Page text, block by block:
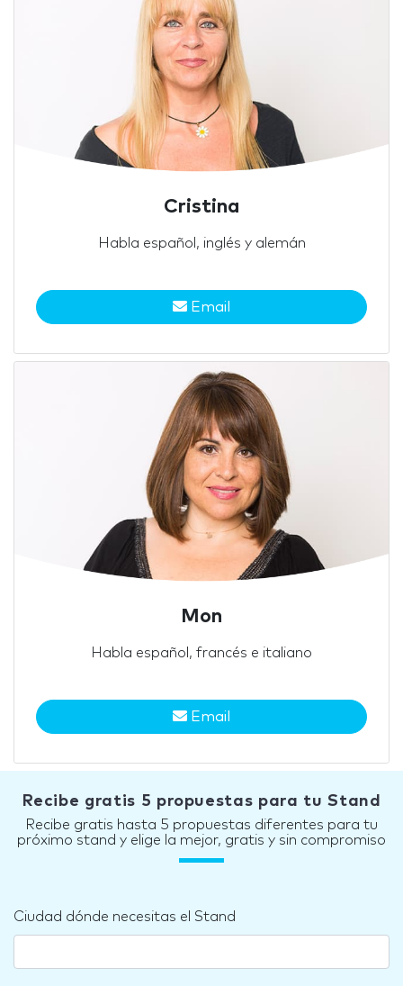
Cristina
Habla español, inglés y alemán
Email
Mon
Habla español, francés e italiano
Email
Recibe gratis 5 propuestas para tu Stand
Recibe gratis hasta 5 propuestas diferentes para tu
próximo stand y elige la mejor, gratis y sin compromiso
Ciudad dónde necesitas el Stand